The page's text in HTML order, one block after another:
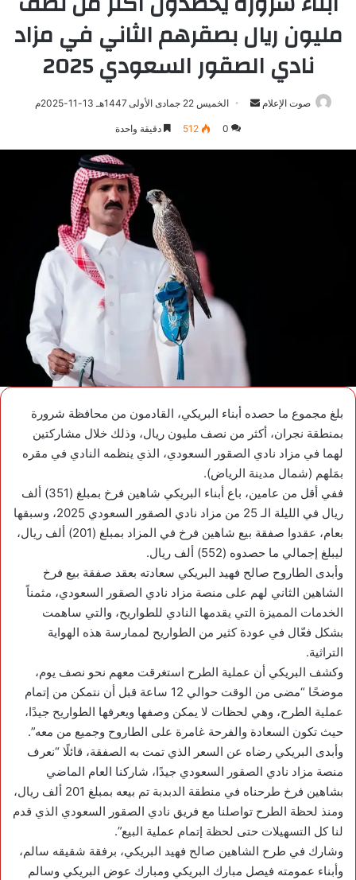
مليون ريال بصقرهم الثاني في مزاد
نادي الصقور السعودي 2025
صوت الإعلام
أرسل
بريدا
الخميس 22 جمادى الأولى 1447هـ 13-11-2025م
0
512 دقيقة واحدة
بلغ مجموع ما حصده أبناء البريكي، القادمون من محافظة شرورة
بمنطقة نجران، أكثر من نصف مليون ريال، وذلك خلال مشاركتين
لهما في مزاد نادي الصقور السعودي، الذي ينظمه النادي في مقره
بمَلهم (شمال مدينة الرياض).
ففي أقل من عامين، باع أبناء البريكي شاهين فرخ بمبلغ (351) ألف
ريال في الليلة الـ 25 من مزاد نادي الصقور السعودي 2025، وسبقها
بعام، عقدوا صفقة بيع شاهين فرخ في المزاد بمبلغ (201) ألف ريال،
ليبلغ إجمالي ما حصدوه (552) ألف ريال.
وأبدى الطاروح صالح فهيد البريكي سعادته بعقد صفقة بيع فرخ
الشاهين الثاني لهم على منصة مزاد نادي الصقور السعودي، مثمناً
الخدمات المميزة التي يقدمها النادي للطواريح، والتي ساهمت
بشكل فعّال في عودة كثير من الطواريح لممارسة هذه الهواية
التراثية.
وكشف البريكي أن عملية الطرح استغرقت معهم نحو نصف يوم،
موضحًا “مضى من الوقت حوالي 12 ساعة قبل أن نتمكن من إتمام
عملية الطرح، وهي لحظات لا يمكن وصفها ويعرفها الطواريح جيدًا،
حيث تكون السعادة والفرحة غامرة على الطاروح وجميع من معه”.
وأبدى البريكي رضاه عن السعر الذي تمت به الصفقة، قائلًا “نعرف
منصة مزاد نادي الصقور السعودي جيدًا، شاركنا العام الماضي
بشاهين فرخ طرحناه في منطقة الدبدبة تم بيعه بمبلغ 201 ألف ريال،
ومنذ لحظة الطرح تواصلنا مع فريق نادي الصقور السعودي الذي قدم
لنا كل التسهيلات حتى لحظة إتمام عملية البيع”.
وشارك في طرح الشاهين صالح فهيد البريكي، برفقة شقيقه سالم،
وأبناء عمومته فيصل مبارك البريكي ومبارك عوض البريكي وسالم